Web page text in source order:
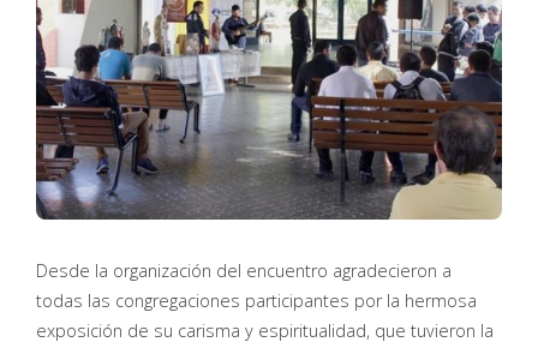
Desde la organización del encuentro agradecieron a
todas las congregaciones participantes por la hermosa
exposición de su carisma y espiritualidad, que tuvieron la